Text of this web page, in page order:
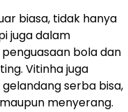
biasa, tidak hanya
juga dalam
bola dan
Vitinha juga
serba bisa,
menyerang.